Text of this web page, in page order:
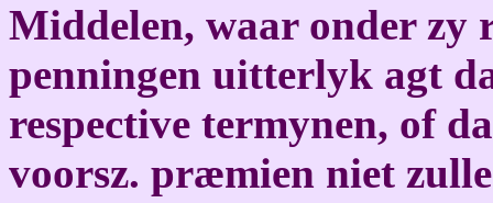
Middelen, waar onder zy
penningen uitterlyk agt
respective termynen, of
voorsz. præmien niet